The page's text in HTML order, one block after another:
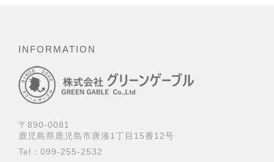
INFORMATION
〒890-0081
鹿児島県鹿児島市唐湊1丁目15番12号
Tel： 099-255-2532